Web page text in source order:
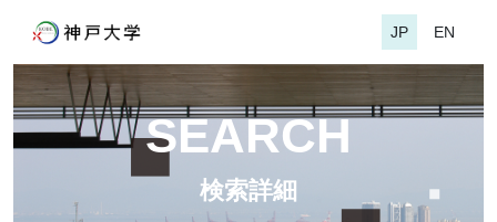
JP EN
SEARCH
検索詳細